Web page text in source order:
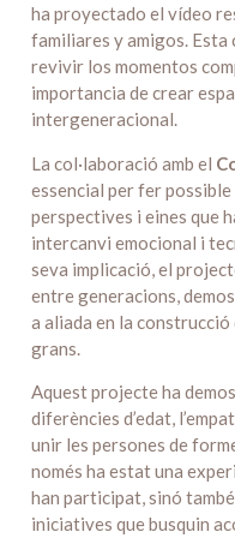
ha proyectado el vídeo
familiares y amigos.
revivir los momentos
importancia de crear
intergeneracional.
La col·laboració amb el
essencial per fer
perspectives i eines que
intercanvi emocional i
seva implicació, el
entre generacions,
a aliada en la
grans.
Aquest projecte ha
diferències d’edat,
unir les persones de
només ha estat una
han participat, sinó
iniciatives que busquin